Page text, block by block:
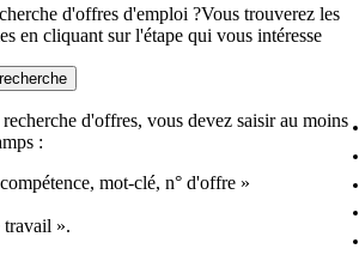
d'offres d'emploi ?Vous trouverez les
en cliquant sur l'étape qui vous intéresse
d'offres, vous devez saisir au moins
:
mot-clé, n° d'offre »
travail ».